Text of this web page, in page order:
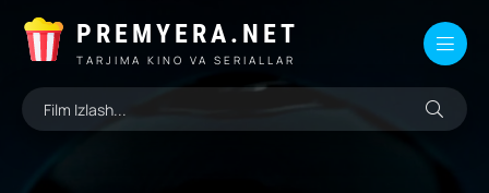
PREMYERA.NET
TARJIMA KINO VA SERIALLAR